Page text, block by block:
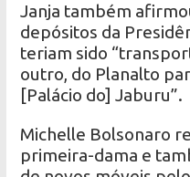
Janja também
depósitos da
teriam sido
outro, do Planalto
[Palácio do] Jaburu”.
Michelle Bolsonaro
primeira-dama e